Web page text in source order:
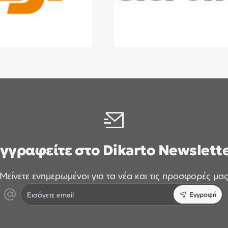
στο Dikarto
Μείνετε ενημερωμένοι για τα νέα και τις προσφορές μας
Εισάγετε
email
Εγγραφή